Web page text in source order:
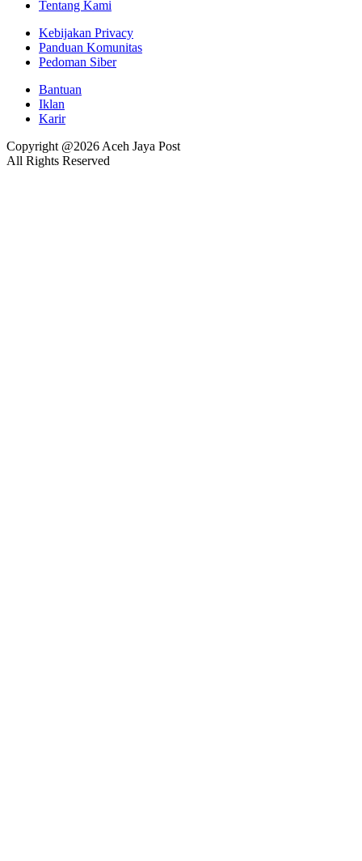
Tentang Kami
Kebijakan Privacy
Panduan Komunitas
Pedoman Siber
Bantuan
Iklan
Karir
Copyright @2026 Aceh Jaya Post
All Rights Reserved